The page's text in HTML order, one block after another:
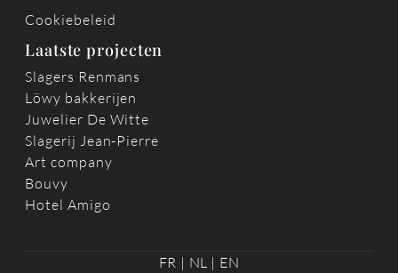
Cookiebeleid
Laatste projecten
Slagers Renmans
Löwy bakkerijen
Juwelier De Witte
Slagerij Jean-Pierre
Art company
Bouvy
Hotel Amigo
FR | NL | EN